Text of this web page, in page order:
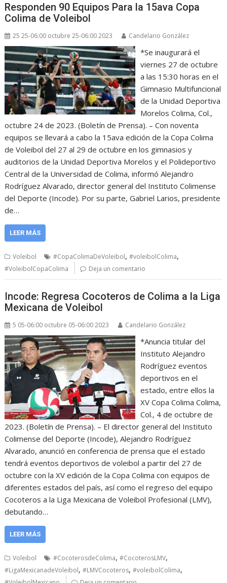
Responden 90 Equipos Para la 15ava Copa
Colima de Voleibol
25 25-06:00 octubre 25-06:00 2023 Candelario González
*Se inaugurará el
viernes 27 de octubre
a las 15:30 horas en el
Gimnasio Multifuncional
de la Unidad Deportiva
Morelos Colima, Col.,
octubre 24 de 2023. (Boletín de Prensa). – Con noventa
equipos se llevará a cabo la 15ava edición de la Copa Colima
de Voleibol del 27 al 29 de octubre en los gimnasios y
auditorios de la Unidad Deportiva Morelos y el Polideportivo
Central de la Universidad de Colima, informó Alejandro
Rodríguez Alvarado, director general del Instituto Colimense
del Deporte (Incode). Por su parte, Gabriel Larios, presidente
de…
LEER MÁS
Voleibol #CopaColimaDeVoleibol,#voleibolColima,
#VoleibolCopaColima Deja un comentario
Incode: Regresa Cocoteros de Colima a la Liga
Mexicana de Voleibol
5 05-06:00 octubre 05-06:00 2023 Candelario González
*Anuncia titular del
Instituto Alejandro
Rodríguez eventos
deportivos en el
estado, entre ellos la
XV Copa Colima Colima,
Col., 4 de octubre de
2023. (Boletín de Prensa). – El director general del Instituto
Colimense del Deporte (Incode), Alejandro Rodríguez
Alvarado, anunció en conferencia de prensa que el estado
tendrá eventos deportivos de voleibol a partir del 27 de
octubre con la XV edición de la Copa Colima con equipos de
diferentes estados del país, así como el regreso del equipo
Cocoteros a la Liga Mexicana de Voleibol Profesional (LMV),
debutando…
LEER MÁS
Voleibol #CocoterosdeColima,#CocoterosLMV,
#LigaMexicanadeVoleibol,#LMVCocoteros,#voleibolColima,